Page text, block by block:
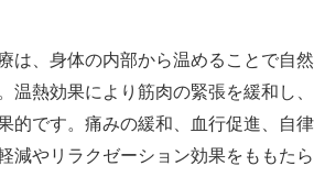
は、身体の内部から温めることで自
温熱効果により筋肉の緊張を緩和し
的です。痛みの緩和、血行促進、自
減やリラクゼーション効果をももた